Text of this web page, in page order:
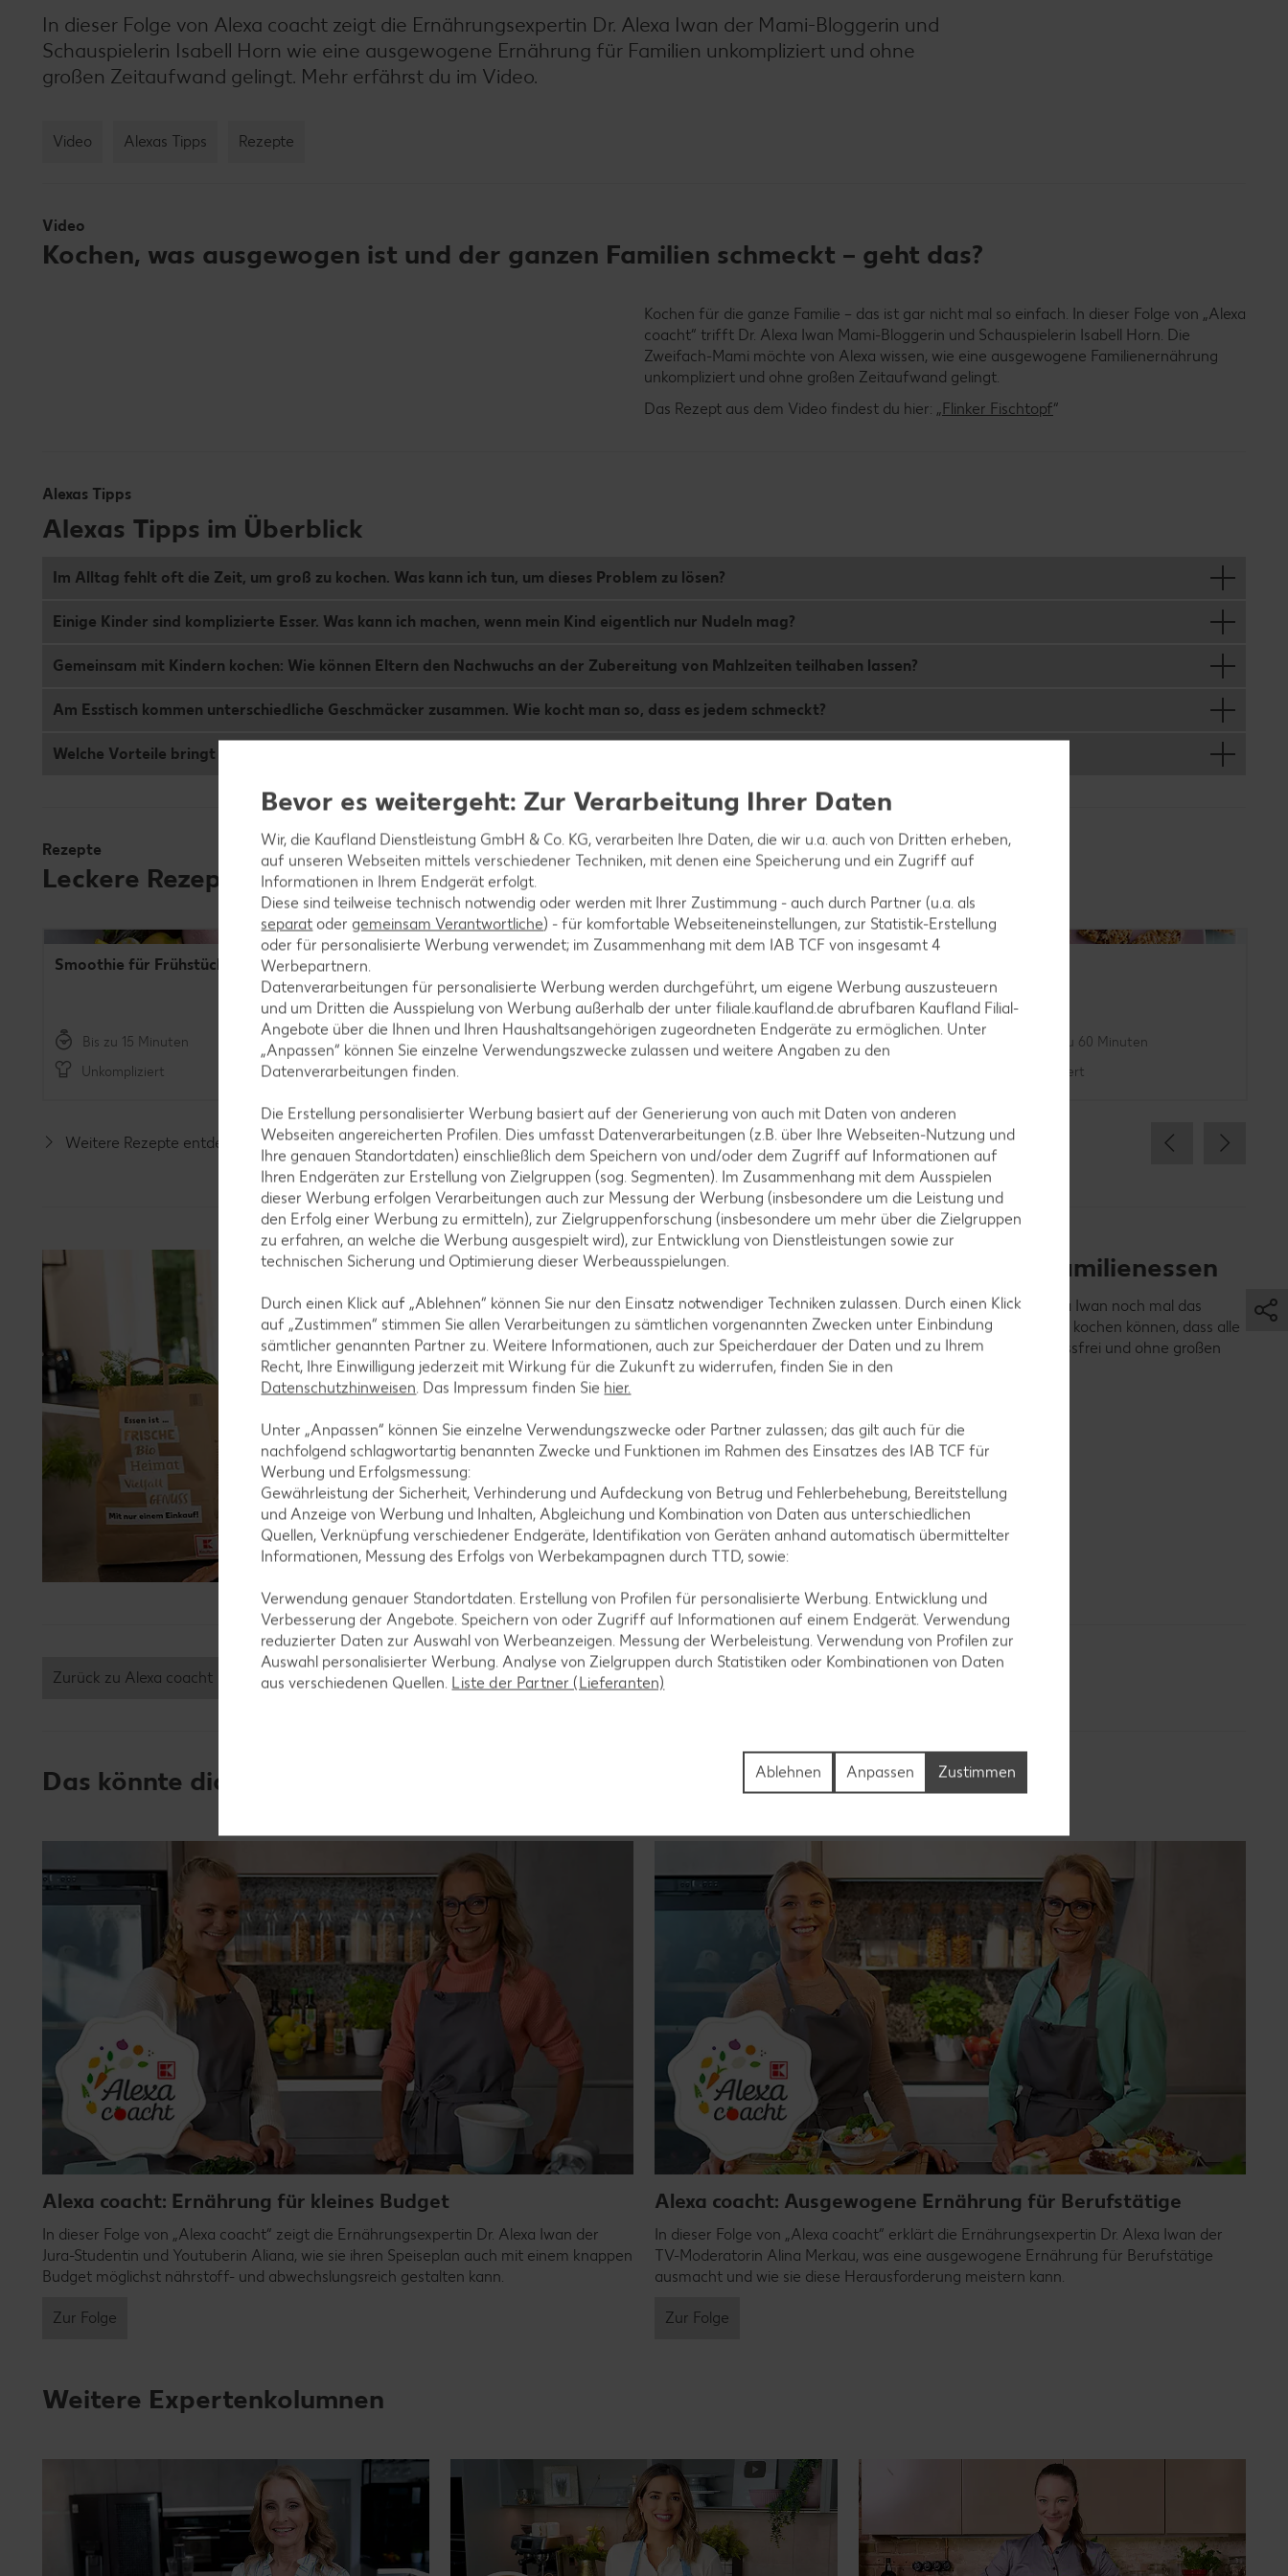
In dieser Folge von Alexa coacht zeigt die Ernährungsexpertin Dr. Alexa Iwan der Mami-Bloggerin und
Schauspielerin Isabell Horn wie eine ausgewogene Ernährung für Familien unkompliziert und ohne
großen Zeitaufwand gelingt. Mehr erfährst du im Video.
Video Alexas Tipps Rezepte
Video
Kochen, was ausgewogen ist und der ganzen Familien schmeckt – geht das?
Kochen für die ganze Familie – das ist gar nicht mal so einfach. In dieser Folge von „Alexa
coacht“ trifft Dr. Alexa Iwan Mami-Bloggerin und Schauspielerin Isabell Horn. Die
Zweifach-Mami möchte von Alexa wissen, wie eine ausgewogene Familienernährung
unkompliziert und ohne großen Zeitaufwand gelingt.
Das Rezept aus dem Video findest du hier: „ Flinker Fischtopf“
Alexas Tipps
Alexas Tipps im Überblick
Im Alltag fehlt oft die Zeit, um groß zu kochen. Was kann ich tun, um dieses Problem zu lösen?
Einige Kinder sind komplizierte Esser. Was kann ich machen, wenn mein Kind eigentlich nur Nudeln mag?
Gemeinsam mit Kindern kochen: Wie können Eltern den Nachwuchs an der Zubereitung von Mahlzeiten teilhaben lassen?
Am Esstisch kommen unterschiedliche Geschmäcker zusammen. Wie kocht man so, dass es jedem schmeckt?
Welche Vorteile bringt das Einnehmen gemeinsamer Mahlzeiten mit sich?
Rezepte
Leckere Rezepte für die ganze Familie
Smoothie für Frühstücksmuffel
Bis zu 15 Minuten
Unkompliziert
Obstsalat mit Knuspertopping
Bis zu 30 Minuten
Unkompliziert
Bis zu 30 Minuten
Bis zu 60 Minuten
Unkompliziert
Weitere Rezepte entdecken
Fünf Tipps für ein entspanntes Familienessen
In ihrer Kaufland-Kolumne „Die Besseresserin” greift Dr. Alexa Iwan noch mal das
Thema Kochen für die Familie auf. Sie verrät darin, wie Eltern kochen können, dass alle
Familienmitglieder kulinarisch auf ihre Kosten kommen – stressfrei und ohne großen
Zeitaufwand.
Zurück zu Alexa coacht
Das könnte dich auch interessieren
Alexa coacht: Ernährung für kleines Budget
In dieser Folge von „Alexa coacht“ zeigt die Ernährungsexpertin Dr. Alexa Iwan der
Jura-Studentin und Youtuberin Aliana, wie sie ihren Speiseplan auch mit einem knappen
Budget möglichst nährstoff- und abwechslungsreich gestalten kann.
Zur Folge
Alexa coacht: Ausgewogene Ernährung für Berufstätige
In dieser Folge von „Alexa coacht“ erklärt die Ernährungsexpertin Dr. Alexa Iwan der
TV-Moderatorin Alina Merkau, was eine ausgewogene Ernährung für Berufstätige
ausmacht und wie sie diese Herausforderung meistern kann.
Zur Folge
Weitere Expertenkolumnen
Bevor es weitergeht: Zur Verarbeitung Ihrer Daten
Wir, die Kaufland Dienstleistung GmbH & Co. KG, verarbeiten Ihre Daten, die wir u.a. auch von Dritten erheben,
auf unseren Webseiten mittels verschiedener Techniken, mit denen eine Speicherung und ein Zugriff auf
Informationen in Ihrem Endgerät erfolgt.
Diese sind teilweise technisch notwendig oder werden mit Ihrer Zustimmung - auch durch Partner (u.a. als
separat oder gemeinsam Verantwortliche) - für komfortable Webseiteneinstellungen, zur Statistik-Erstellung
oder für personalisierte Werbung verwendet; im Zusammenhang mit dem IAB TCF von insgesamt4
Werbepartnern.
Datenverarbeitungen für personalisierte Werbung werden durchgeführt, um eigene Werbung auszusteuern
und um Dritten die Ausspielung von Werbung außerhalb der unter filiale.kaufland.de abrufbaren Kaufland Filial-
Angebote über die Ihnen und Ihren Haushaltsangehörigen zugeordneten Endgeräte zu ermöglichen. Unter
„Anpassen“ können Sie einzelne Verwendungszwecke zulassen und weitere Angaben zu den
Datenverarbeitungen finden.
Die Erstellung personalisierter Werbung basiert auf der Generierung von auch mit Daten von anderen
Webseiten angereicherten Profilen. Dies umfasst Datenverarbeitungen (z.B. über Ihre Webseiten-Nutzung und
Ihre genauen Standortdaten) einschließlich dem Speichern von und/oder dem Zugriff auf Informationen auf
Ihren Endgeräten zur Erstellung von Zielgruppen (sog. Segmenten). Im Zusammenhang mit dem Ausspielen
dieser Werbung erfolgen Verarbeitungen auch zur Messung der Werbung (insbesondere um die Leistung und
den Erfolg einer Werbung zu ermitteln), zur Zielgruppenforschung (insbesondere um mehr über die Zielgruppen
zu erfahren, an welche die Werbung ausgespielt wird), zur Entwicklung von Dienstleistungen sowie zur
technischen Sicherung und Optimierung dieser Werbeausspielungen.
Durch einen Klick auf „Ablehnen“ können Sie nur den Einsatz notwendiger Techniken zulassen. Durch einen Klick
auf „Zustimmen“ stimmen Sie allen Verarbeitungen zu sämtlichen vorgenannten Zwecken unter Einbindung
sämtlicher genannten Partner zu. Weitere Informationen, auch zur Speicherdauer der Daten und zu Ihrem
Recht, Ihre Einwilligung jederzeit mit Wirkung für die Zukunft zu widerrufen, finden Sie in den
Datenschutzhinweisen. Das Impressum finden Sie hier.
Unter „Anpassen“ können Sie einzelne Verwendungszwecke oder Partner zulassen; das gilt auch für die
nachfolgend schlagwortartig benannten Zwecke und Funktionen im Rahmen des Einsatzes des IAB TCF für
Werbung und Erfolgsmessung:
Gewährleistung der Sicherheit, Verhinderung und Aufdeckung von Betrug und Fehlerbehebung, Bereitstellung
und Anzeige von Werbung und Inhalten, Abgleichung und Kombination von Daten aus unterschiedlichen
Quellen, Verknüpfung verschiedener Endgeräte, Identifikation von Geräten anhand automatisch übermittelter
Informationen, Messung des Erfolgs von Werbekampagnen durch TTD, sowie:
Verwendung genauer Standortdaten. Erstellung von Profilen für personalisierte Werbung. Entwicklung und
Verbesserung der Angebote. Speichern von oder Zugriff auf Informationen auf einem Endgerät. Verwendung
reduzierter Daten zur Auswahl von Werbeanzeigen. Messung der Werbeleistung. Verwendung von Profilen zur
Auswahl personalisierter Werbung. Analyse von Zielgruppen durch Statistiken oder Kombinationen von Daten
aus verschiedenen Quellen. Liste der Partner (Lieferanten)
Zustimmen
Anpassen
Ablehnen